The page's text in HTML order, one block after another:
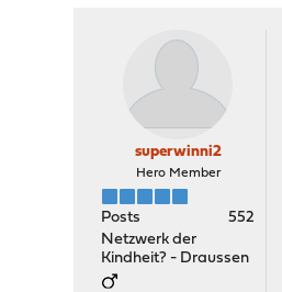
superwinni2
Hero Member
Posts
552
Netzwerk der
Kindheit? - Draussen